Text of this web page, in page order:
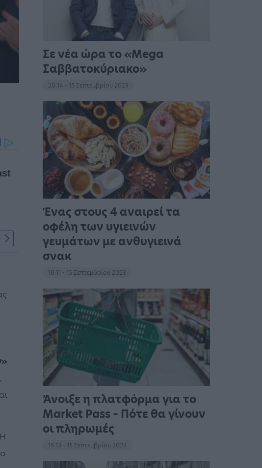
Σε νέα ώρα το «Mega
Σαββατοκύριακο»
20:14 - 15 Σεπτεμβρίου 2023
Ένας στους 4 αναιρεί τα
οφέλη των υγιεινών
γευμάτων με ανθυγιεινά
σνακ
18:11 - 15 Σεπτεμβρίου 2023
Άνοιξε η πλατφόρμα για το
Market Pass – Πότε θα γίνουν
οι πληρωμές
15:13 - 15 Σεπτεμβρίου 2023